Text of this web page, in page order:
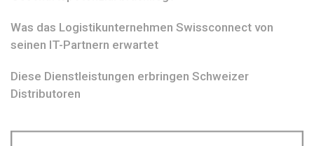
Was das Logistikunternehmen Swissconnect von
seinen IT-Partnern erwartet
Diese Dienstleistungen erbringen Schweizer
Distributoren